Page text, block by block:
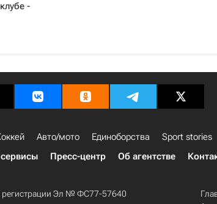
-
Авто/мото Единоборства Sport stories
Пресс-центр Об агентстве
регистрации Эл № ФС77-57640